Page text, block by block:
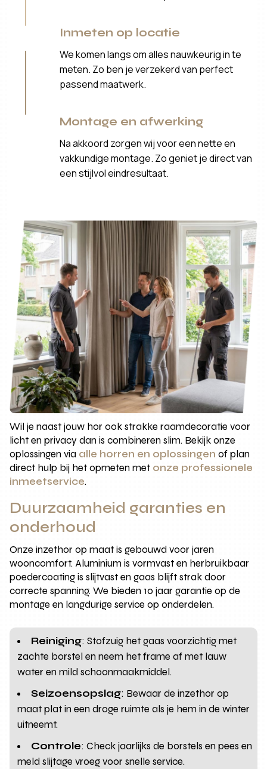
Inmeten op locatie
We komen langs om alles nauwkeurig in te
meten. Zo ben je verzekerd van perfect
passend maatwerk.
Montage en afwerking
Na akkoord zorgen wij voor een nette en
vakkundige montage. Zo geniet je direct van
een stijlvol eindresultaat.
Wil je naast jouw hor ook strakke raamdecoratie voor
licht en privacy dan is combineren slim. Bekijk onze
oplossingen via alle horren en oplossingen of plan
direct hulp bij het opmeten met onze professionele
inmeetservice.
Duurzaamheid garanties en
onderhoud
Onze inzethor op maat is gebouwd voor jaren
wooncomfort. Aluminium is vormvast en herbruikbaar
poedercoating is slijtvast en gaas blijft strak door
correcte spanning. We bieden 10 jaar garantie op de
montage en langdurige service op onderdelen.
Reiniging: Stofzuig het gaas voorzichtig met
zachte borstel en neem het frame af met lauw
water en mild schoonmaakmiddel.
Seizoensopslag: Bewaar de inzethor op
maat plat in een droge ruimte als je hem in de winter
uitneemt.
Controle: Check jaarlijks de borstels en pees en
meld slijtage vroeg voor snelle service.